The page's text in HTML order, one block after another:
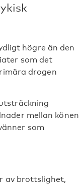
högre än den
som det
drogen
mellan könen
som
av brottslighet,